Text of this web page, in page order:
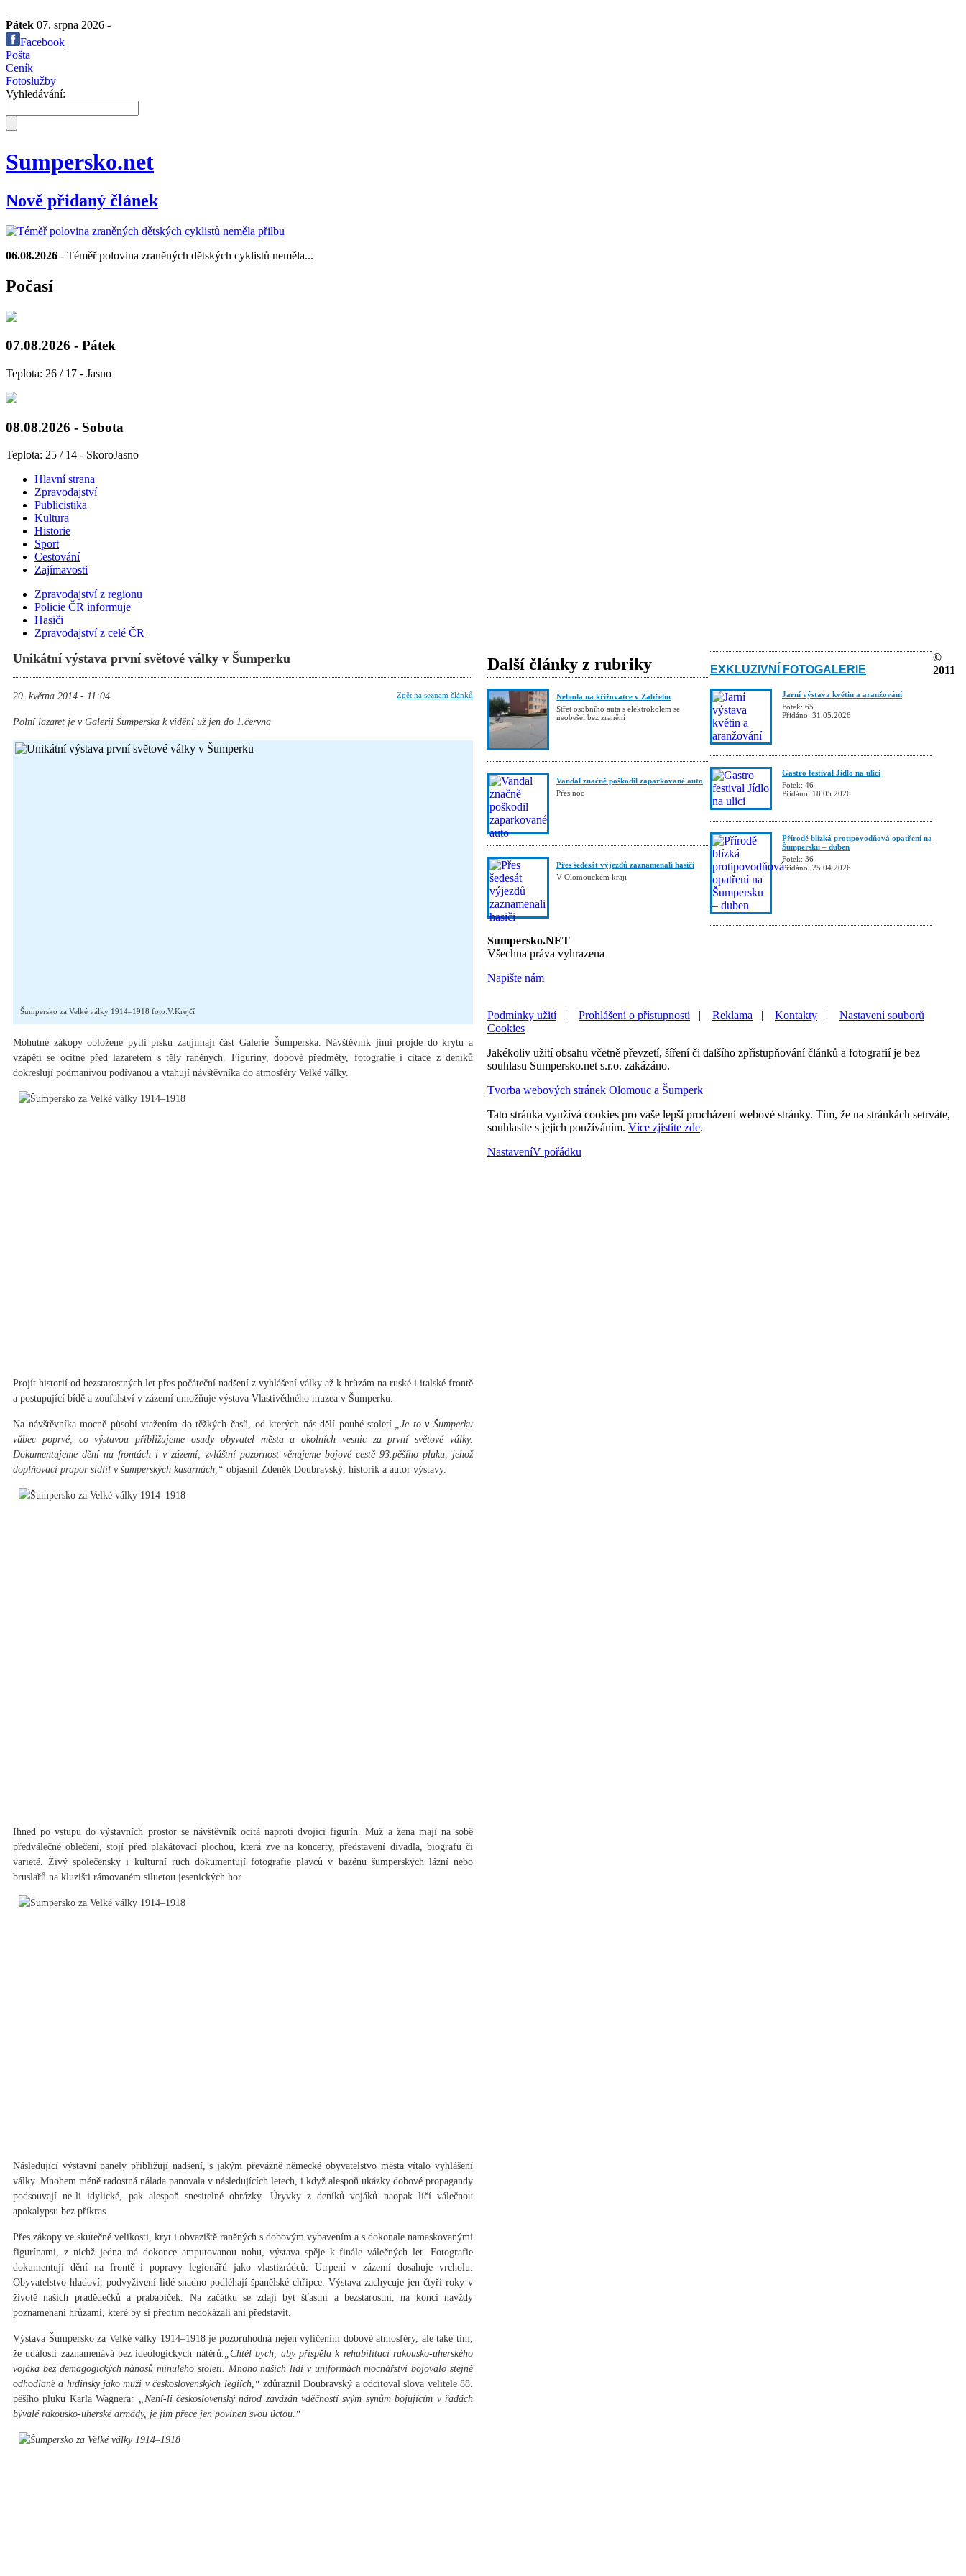
Pátek 07. srpna 2026 -
Facebook
Pošta
Ceník
Fotoslužby
Vyhledávání:
Sumpersko.net
Nově přidaný článek
06.08.2026 - Téměř polovina zraněných dětských cyklistů neměla...
Počasí
07.08.2026 - Pátek
Teplota: 26 / 17 - Jasno
08.08.2026 - Sobota
Teplota: 25 / 14 - SkoroJasno
Hlavní strana
Zpravodajství
Publicistika
Kultura
Historie
Sport
Cestování
Zajímavosti
Zpravodajství z regionu
Policie ČR informuje
Hasiči
Zpravodajství z celé ČR
Unikátní výstava první světové války v Šumperku
20. května 2014 - 11:04 Zpět na seznam článků
Polní lazaret je v Galerii Šumperska k vidění už jen do 1.června
Šumpersko za Velké války 1914–1918 foto:V.Krejčí
Mohutné zákopy obložené pytli písku zaujímají část Galerie Šumperska. Návštěvník jimi projde do krytu a
vzápětí se ocitne před lazaretem s těly raněných. Figuríny, dobové předměty, fotografie i citace z deníků
dokreslují podmanivou podívanou a vtahují návštěvníka do atmosféry Velké války.
Projít historií od bezstarostných let přes počáteční nadšení z vyhlášení války až k hrůzám na ruské i italské frontě
a postupující bídě a zoufalství v zázemí umožňuje výstava Vlastivědného muzea v Šumperku.
Na návštěvníka mocně působí vtažením do těžkých časů, od kterých nás dělí pouhé století.„Je to v Šumperku
vůbec poprvé, co výstavou přibližujeme osudy obyvatel města a okolních vesnic za první světové války.
Dokumentujeme dění na frontách i v zázemí, zvláštní pozornost věnujeme bojové cestě 93.pěšího pluku, jehož
doplňovací prapor sídlil v šumperských kasárnách,“ objasnil Zdeněk Doubravský, historik a autor výstavy.
Ihned po vstupu do výstavních prostor se návštěvník ocitá naproti dvojici figurín. Muž a žena mají na sobě
předválečné oblečení, stojí před plakátovací plochou, která zve na koncerty, představení divadla, biografu či
varieté. Živý společenský i kulturní ruch dokumentují fotografie plavců v bazénu šumperských lázní nebo
bruslařů na kluzišti rámovaném siluetou jesenických hor.
Následující výstavní panely přibližují nadšení, s jakým převážně německé obyvatelstvo města vítalo vyhlášení
války. Mnohem méně radostná nálada panovala v následujících letech, i když alespoň ukázky dobové propagandy
podsouvají ne-li idylické, pak alespoň snesitelné obrázky. Úryvky z deníků vojáků naopak líčí válečnou
apokalypsu bez příkras.
Přes zákopy ve skutečné velikosti, kryt i obvaziště raněných s dobovým vybavením a s dokonale namaskovanými
figurínami, z nichž jedna má dokonce amputovanou nohu, výstava spěje k finále válečných let. Fotografie
dokumentují dění na frontě i popravy legionářů jako vlastizrádců. Utrpení v zázemí dosahuje vrcholu.
Obyvatelstvo hladoví, podvyživení lidé snadno podléhají španělské chřipce. Výstava zachycuje jen čtyři roky v
životě našich pradědečků a prababiček. Na začátku se zdají být šťastní a bezstarostní, na konci navždy
poznamenaní hrůzami, které by si předtím nedokázali ani představit.
Výstava Šumpersko za Velké války 1914–1918 je pozoruhodná nejen vylíčením dobové atmosféry, ale také tím,
že události zaznamenává bez ideologických nátěrů.„Chtěl bych, aby přispěla k rehabilitaci rakousko-uherského
vojáka bez demagogických nánosů minulého století. Mnoho našich lidí v uniformách mocnářství bojovalo stejně
odhodlaně a hrdinsky jako muži v československých legiích,“ zdůraznil Doubravský a odcitoval slova velitele 88.
pěšího pluku Karla Wagnera: „Není-li československý národ zavázán vděčností svým synům bojujícím v řadách
bývalé rakousko-uherské armády, je jim přece jen povinen svou úctou.“
Další články z rubriky
Nehoda na křižovatce v Zábřehu
Střet osobního auta s elektrokolem se
neobešel bez zranění
Vandal značně poškodil zaparkované auto
Přes noc
Přes šedesát výjezdů zaznamenali hasiči
V Olomouckém kraji
EXKLUZIVNÍ FOTOGALERIE
Jarní výstava květin a aranžování
Fotek: 65
Přidáno: 31.05.2026
Gastro festival Jídlo na ulici
Fotek: 46
Přidáno: 18.05.2026
Přírodě blízká protipovodňová opatření na
Šumpersku – duben
Fotek: 36
Přidáno: 25.04.2026
©
2011
Sumpersko.NET
Všechna práva vyhrazena
Napište nám
Podmínky užití Prohlášení o přístupnosti Reklama Kontakty
Nastavení souborů
Cookies
Jakékoliv užití obsahu včetně převzetí, šíření či dalšího zpřístupňování článků a fotografií je bez
souhlasu Sumpersko.net s.r.o. zakázáno.
Tvorba webových stránek Olomouc a Šumperk
Tato stránka využívá cookies pro vaše lepší procházení webové stránky. Tím, že na stránkách setrváte,
souhlasíte s jejich používáním. Více zjistíte zde.
NastaveníV pořádku